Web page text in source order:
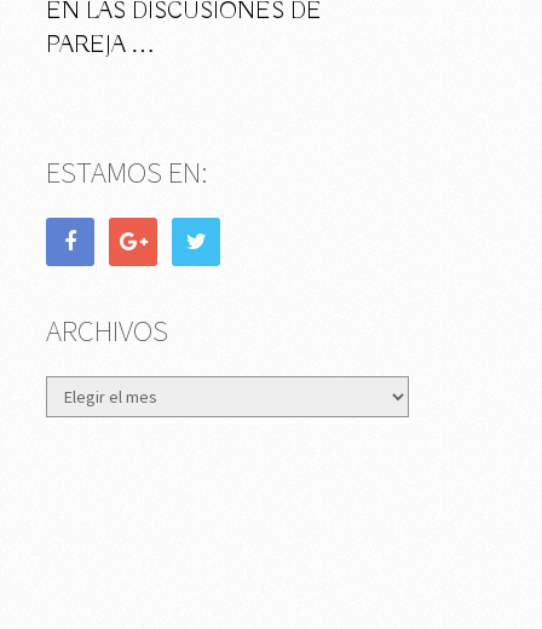
EN LAS DISCUSIONES DE
PAREJA …
ESTAMOS EN:
ARCHIVOS
Archivos